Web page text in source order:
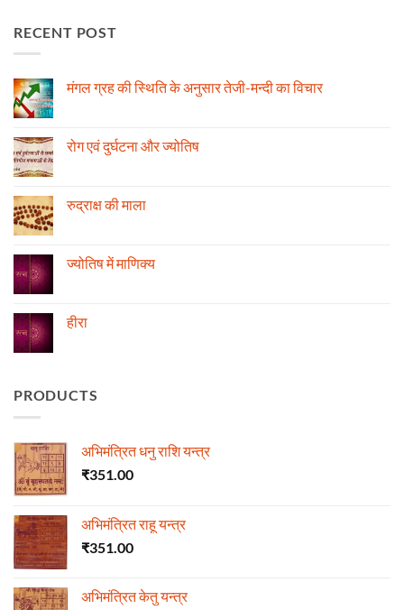
RECENT POST
मंगल ग्रह की स्थिति के अनुसार तेजी-मन्दी का विचार
मंगल
ग्रह
अनुसार
तेजी-
रोग एवं दुर्घटना और ज्योतिष
रोग
एवं
रुद्राक्ष की माला
रुद्राक्ष
की
ज्योतिष में माणिक्य
ज्योतिष
मेंहीरा
PRODUCTS
अभिमंत्रित धनु राशि यन्त्र
₹351.00
अभिमंत्रित राहू यन्त्र
₹351.00
अभिमंत्रित केतु यन्त्र